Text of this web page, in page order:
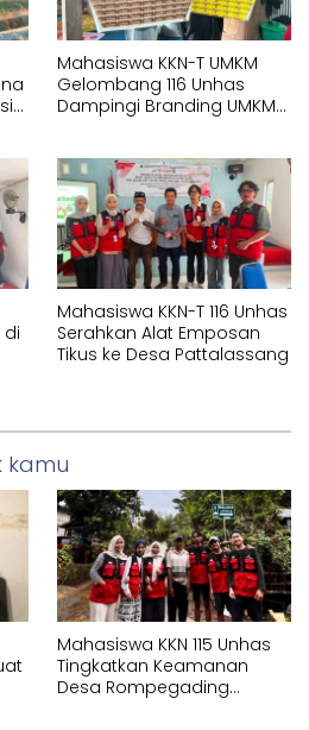
Mahasiswa KKN-T UMKM
Gelombang 116 Unhas
Dampingi Branding UMKM
di
Mahasiswa KKN-T 116 Unhas
Serahkan Alat Emposan
Tikus ke Desa Pattalassang
kamu
Mahasiswa KKN 115 Unhas
Tingkatkan Keamanan
Desa Rompegading